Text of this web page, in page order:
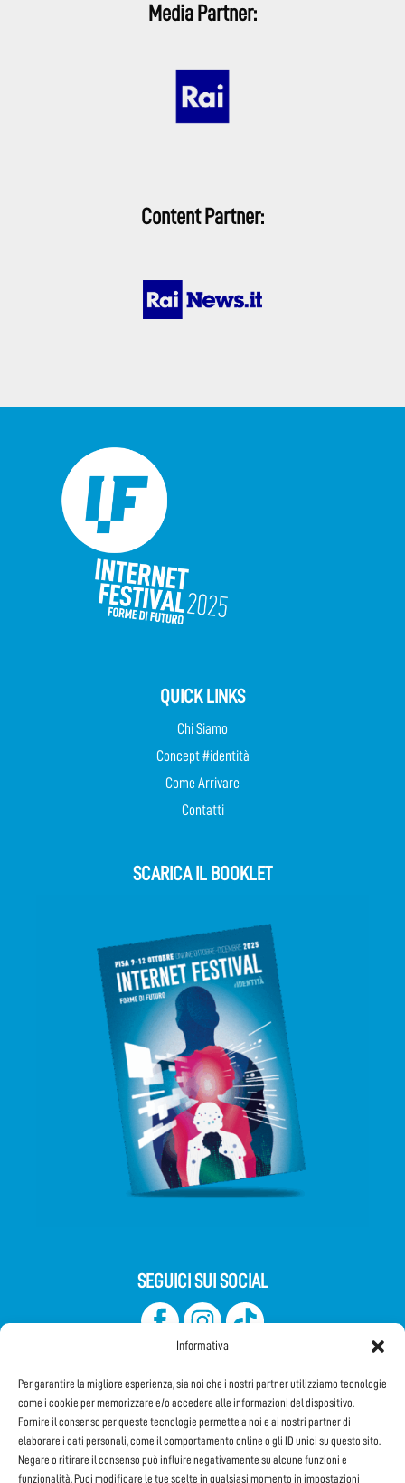
Informativa
Per garantire la migliore esperienza, sia noi che i nostri partner utilizziamo tecnologie
come i cookie per memorizzare e/o accedere alle informazioni del dispositivo.
Fornire il consenso per queste tecnologie permette a noi e ai nostri partner di
elaborare i dati personali, come il comportamento online o gli ID unici su questo sito.
Negare o ritirare il consenso può influire negativamente su alcune funzioni e
funzionalità. Puoi modificare le tue scelte in qualsiasi momento in impostazioni
Media Partner:
Content Partner:
QUICK LINKS
Chi Siamo
Concept #identità
Come Arrivare
Contatti
SCARICA IL BOOKLET
SEGUICI SUI SOCIAL
Iscriviti alla Newsletter